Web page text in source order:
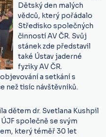
Dětský den malých
vědců, který pořádalo
Středisko společných
činností AV ČR. Svůj
stánek zde představil
také Ústav jaderné
fyziky AV ČR.
a setkání s
než tisíc návštěvníků.
dětem dr. Svetlana Kushpil
společně se svým
který téměř 30 let